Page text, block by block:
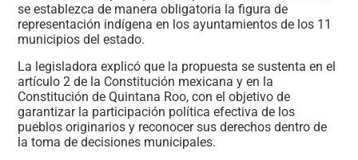
se establezca de manera obligatoria la figura de
representación indígena en los ayuntamientos de los 11
municipios del estado.
La legisladora explicó que la propuesta se sustenta en el
artículo 2 de la Constitución mexicana y en la
Constitución de Quintana Roo, con el objetivo de
garantizar la participación política efectiva de los
pueblos originarios y reconocer sus derechos dentro de
la toma de decisiones municipales.